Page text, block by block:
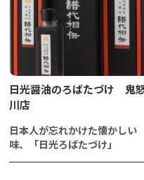
日光醤油のろばたづけ 鬼
川店
日本人が忘れかけた懐かしい
味、「日光ろばたづけ」